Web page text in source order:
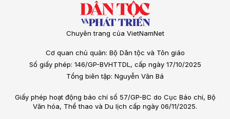
Chuyên trang của VietNamNet
Cơ quan chủ quản: Bộ Dân tộc và Tôn giáo
Số giấy phép: 146/GP-BVHTTDL, cấp ngày 17/10/2025
Tổng biên tập: Nguyễn Văn Bá
Giấy phép hoạt động báo chí số 57/GP-BC do Cục Báo chí, Bộ
Văn hóa, Thể thao và Du lịch cấp ngày 06/11/2025.